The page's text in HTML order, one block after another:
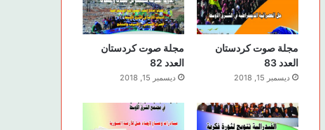
مجلة صوت كردستان
العدد 83
ديسمبر 15, 2018
مجلة صوت كردستان
العدد 82
ديسمبر 15, 2018